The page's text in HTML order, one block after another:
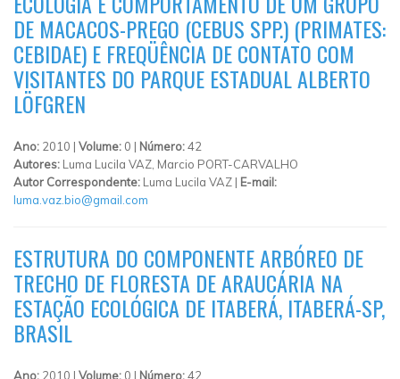
DE MACACOS-PREGO (CEBUS SPP.) (PRIMATES:
CEBIDAE) E FREQÜÊNCIA DE CONTATO COM
VISITANTES DO PARQUE ESTADUAL ALBERTO
LÖFGREN
Ano: 2010 | Volume: 0 | Número:42
Autores: Luma Lucila VAZ, Marcio PORT-CARVALHO
Autor Correspondente: Luma Lucila VAZ | E-mail:
luma.vaz.bio@gmail.com
ESTRUTURA DO COMPONENTE ARBÓREO DE
TRECHO DE FLORESTA DE ARAUCÁRIA NA
ESTAÇÃO ECOLÓGICA DE ITABERÁ, ITABERÁ-SP,
BRASIL
Ano: 2010 | Volume: 0 | Número:42